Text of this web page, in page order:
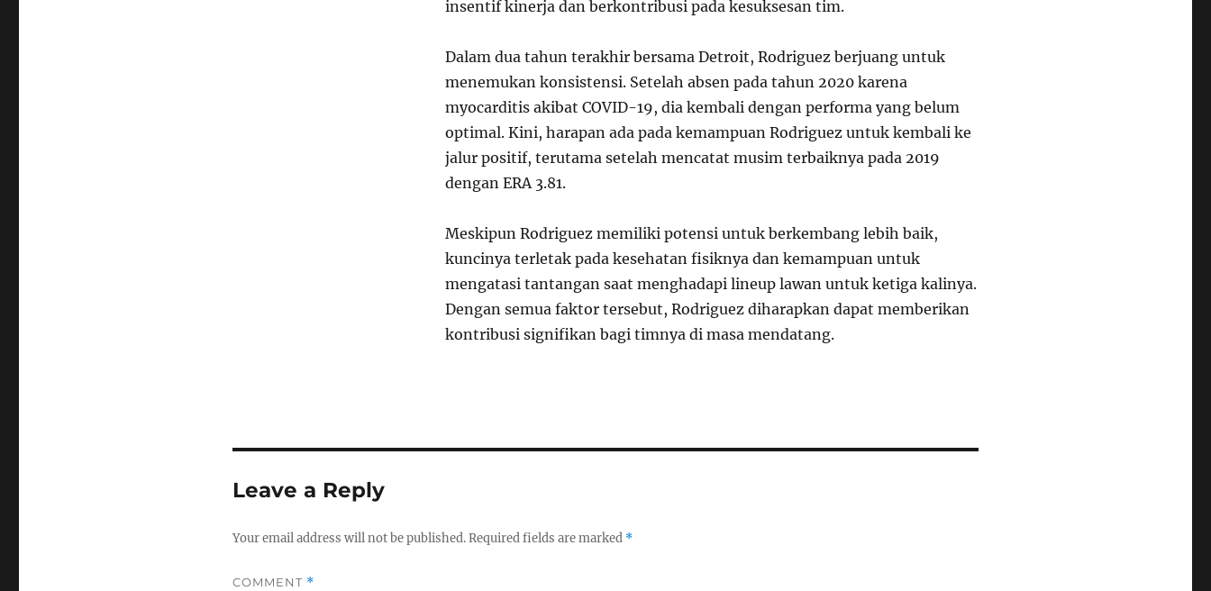
insentif kinerja dan berkontribusi pada kesuksesan tim.
Dalam dua tahun terakhir bersama Detroit, Rodriguez berjuang untuk
menemukan konsistensi. Setelah absen pada tahun 2020 karena
myocarditis akibat COVID-19, dia kembali dengan performa yang belum
optimal. Kini, harapan ada pada kemampuan Rodriguez untuk kembali ke
jalur positif, terutama setelah mencatat musim terbaiknya pada 2019
dengan ERA 3.81.
Meskipun Rodriguez memiliki potensi untuk berkembang lebih baik,
kuncinya terletak pada kesehatan fisiknya dan kemampuan untuk
mengatasi tantangan saat menghadapi lineup lawan untuk ketiga kalinya.
Dengan semua faktor tersebut, Rodriguez diharapkan dapat memberikan
kontribusi signifikan bagi timnya di masa mendatang.
Leave a Reply
Your email address will not be published.Required fields are marked *
COMMENT *